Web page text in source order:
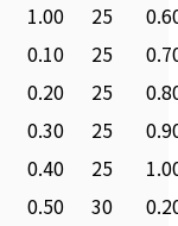
1.00 25
0.10 25
0.20 25
0.30 25
0.40 25
0.50 30